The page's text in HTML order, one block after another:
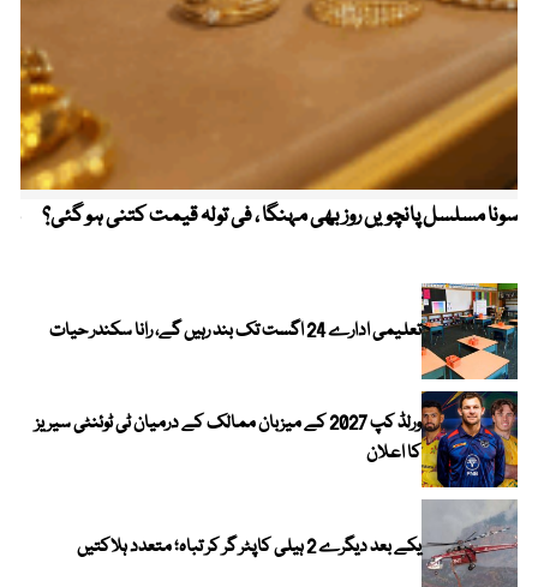
سونا مسلسل پانچویں روز بھی مہنگا ، فی تولہ قیمت کتنی ہو گئی؟
تعلیمی ادارے 24 اگست تک بند رہیں گے، رانا سکندر حیات
ورلڈ کپ 2027 کے میزبان ممالک کے درمیان ٹی ٹوئنٹی سیریز
کا اعلان
یکے بعد دیگرے 2 ہیلی کاپٹر گر کر تباہ؛ متعدد ہلاکتیں